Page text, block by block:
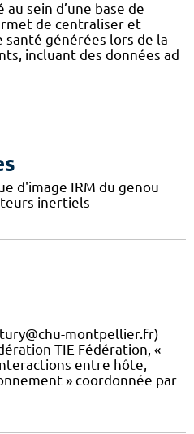
sein d’une base de
de centraliser et
santé générées lors de la
incluant des données ad
d'image IRM du genou
inertiels
montpellier.fr)
TIE Fédération, «
entre hôte,
» coordonnée par